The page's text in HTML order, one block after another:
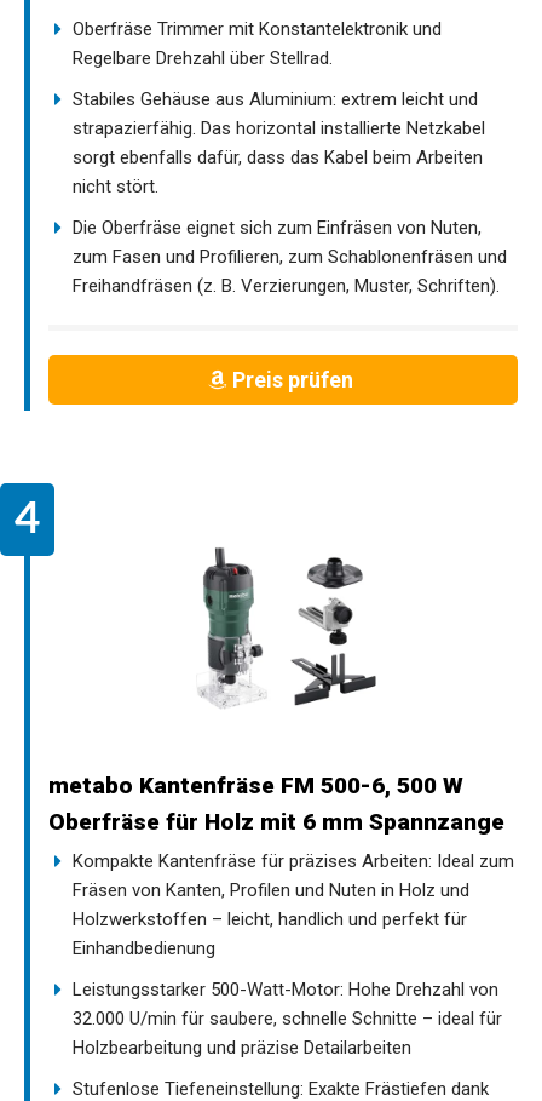
Oberfräse Trimmer mit Konstantelektronik und
Regelbare Drehzahl über Stellrad.
Stabiles Gehäuse aus Aluminium: extrem leicht und
strapazierfähig. Das horizontal installierte Netzkabel
sorgt ebenfalls dafür, dass das Kabel beim Arbeiten
nicht stört.
Die Oberfräse eignet sich zum Einfräsen von Nuten,
zum Fasen und Profilieren, zum Schablonenfräsen und
Freihandfräsen (z. B. Verzierungen, Muster, Schriften).
Preis prüfen
metabo Kantenfräse FM 500-6, 500 W
Oberfräse für Holz mit 6 mm Spannzange
Kompakte Kantenfräse für präzises Arbeiten: Ideal zum
Fräsen von Kanten, Profilen und Nuten in Holz und
Holzwerkstoffen – leicht, handlich und perfekt für
Einhandbedienung
Leistungsstarker 500-Watt-Motor: Hohe Drehzahl von
32.000 U/min für saubere, schnelle Schnitte – ideal für
Holzbearbeitung und präzise Detailarbeiten
Stufenlose Tiefeneinstellung: Exakte Frästiefen dank